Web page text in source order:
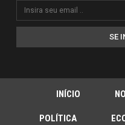
SE
INÍCIO
POLÍTICA